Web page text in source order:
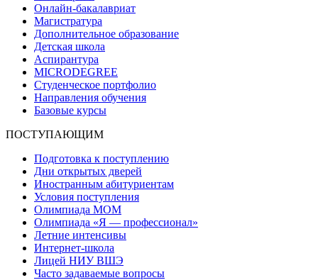
Онлайн-бакалавриат
Магистратура
Дополнительное образование
Детская школа
Аспирантура
MICRODEGREE
Студенческое портфолио
Направления обучения
Базовые курсы
ПОСТУПАЮЩИМ
Подготовка к поступлению
Дни открытых дверей
Иностранным абитуриентам
Условия поступления
Олимпиада МОМ
Олимпиада «Я — профессионал»
Летние интенсивы
Интернет-школа
Лицей НИУ ВШЭ
Часто задаваемые вопросы